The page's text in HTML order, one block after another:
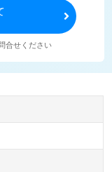
合せください